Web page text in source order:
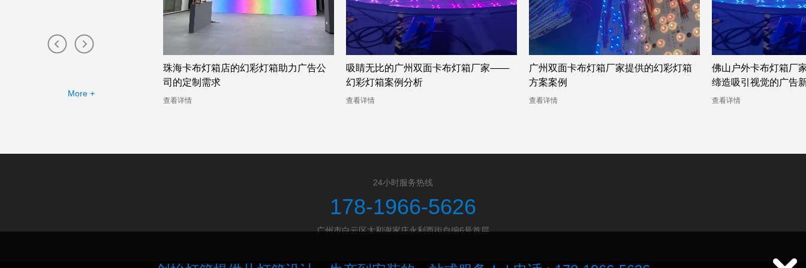
More +
珠海卡布灯箱店的幻彩灯箱助力广告公
司的定制需求
查看详情
吸睛无比的广州双面卡布灯箱厂家——
幻彩灯箱案例分析
查看详情
广州双面卡布灯箱厂家提供的幻彩灯箱
方案案例
查看详情
佛山户外卡布灯箱厂家
缔造吸引视觉的广告新
查看详情
24小时服务热线
178-1966-5626
广州市白云区太和谢家庄永利西街自编6号首层